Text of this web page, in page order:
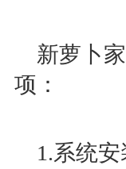
新萝卜
项：
1.系统